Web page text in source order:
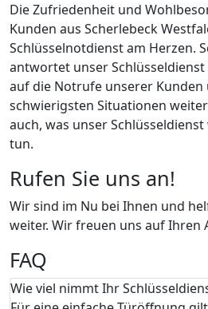
Die Zufriedenheit und
Kunden aus Scherlebeck
Schlüsselnotdienst am Herzen.
antwortet unser Schlüsseldienst
auf die Notrufe unserer
schwierigsten Situationen
auch, was unser
tun.
Rufen Sie uns an!
Wir sind im Nu bei Ihnen und
weiter. Wir freuen uns auf Ihren
FAQ
Wie viel nimmt Ihr